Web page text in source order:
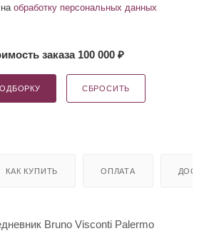
обработку персональных данных
заказа 100 000 ₽
СБРОСИТЬ
КАК КУПИТЬ ОПЛАТА
Bruno Visconti Palermo